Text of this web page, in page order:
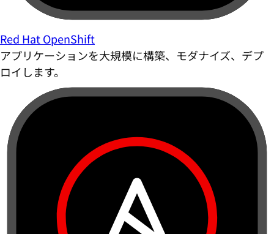
Red Hat OpenShift
アプリケーションを大規模に構築、モダナイズ、デプ
ロイします。